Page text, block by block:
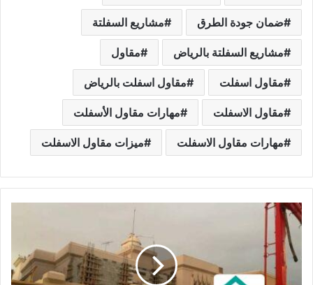
ضمان جودة الطرق مشاريع السفلتة
مشاريع السفلتة بالرياض مقاول
مقاول اسفلت مقاول اسفلت بالرياض
مقاول الاسفلت مهارات مقاول الأسفلت
مهارات مقاول الاسفلت ميزات مقاول الاسفلت